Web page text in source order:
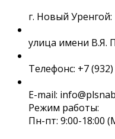
г. Новый Уренгой:
улица имени В.Я.
Телефонс: +7
E-mail:
Режим работы:
Пн-пт: 9:00-18:00